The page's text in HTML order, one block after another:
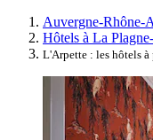
Auvergne-Rhône-
Hôtels à La
L'Arpette : les hôtels